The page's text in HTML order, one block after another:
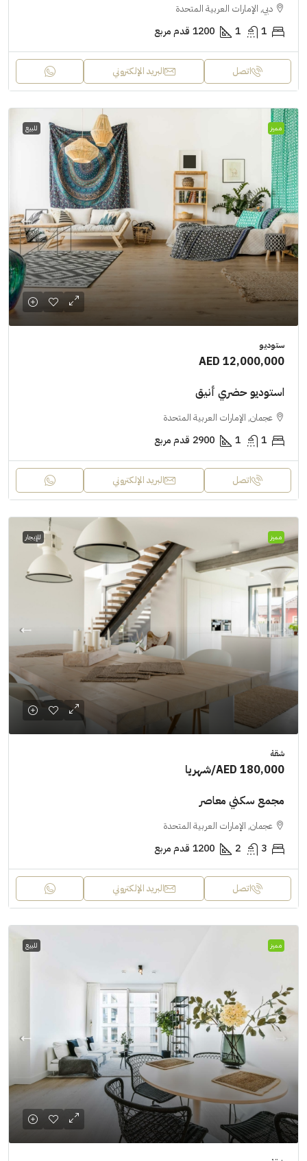
دبي, الإمارات العربية المتحدة
1
1
1200 قدم مربع
اتصل البريد الإلكتروني
مميز للبيع
ستوديو
AED 12,000,000
استوديو حضري أنيق
عجمان, الإمارات العربية المتحدة
1
1
2900 قدم مربع
اتصل البريد الإلكتروني
مميز للإيجار
شقة
AED 180,000/شهريا
مجمع سكني معاصر
عجمان, الإمارات العربية المتحدة
3
2
1200 قدم مربع
اتصل البريد الإلكتروني
مميز للبيع